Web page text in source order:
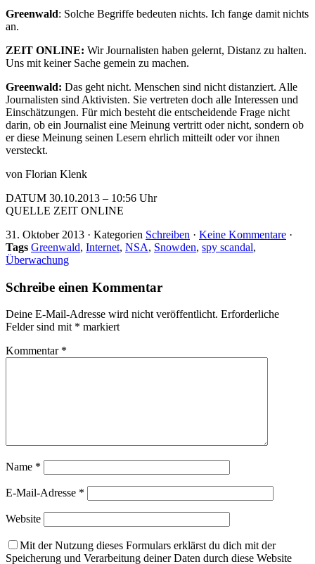
Greenwald: Solche Begriffe bedeuten nichts. Ich fange damit nichts
an.
ZEIT ONLINE: Wir Journalisten haben gelernt, Distanz zu halten.
Uns mit keiner Sache gemein zu machen.
Greenwald: Das geht nicht. Menschen sind nicht distanziert. Alle
Journalisten sind Aktivisten. Sie vertreten doch alle Interessen und
Einschätzungen. Für mich besteht die entscheidende Frage nicht
darin, ob ein Journalist eine Meinung vertritt oder nicht, sondern ob
er diese Meinung seinen Lesern ehrlich mitteilt oder vor ihnen
versteckt.
von Florian Klenk
DATUM 30.10.2013 – 10:56 Uhr
QUELLE ZEIT ONLINE
31. Oktober 2013 · Kategorien Schreiben · Keine Kommentare ·
Tags Greenwald, Internet, NSA, Snowden, spy scandal,
Überwachung
Schreibe einen Kommentar
Deine E-Mail-Adresse wird nicht veröffentlicht. Erforderliche
Felder sind mit * markiert
Kommentar *
Name *
E-Mail-Adresse *
Website
Mit der Nutzung dieses Formulars erklärst du dich mit der
Speicherung und Verarbeitung deiner Daten durch diese Website